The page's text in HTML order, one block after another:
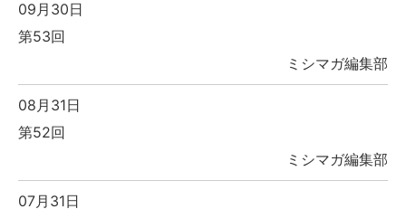
09月30日
第53回
ミシマガ編集部
08月31日
第52回
ミシマガ編集部
07月31日